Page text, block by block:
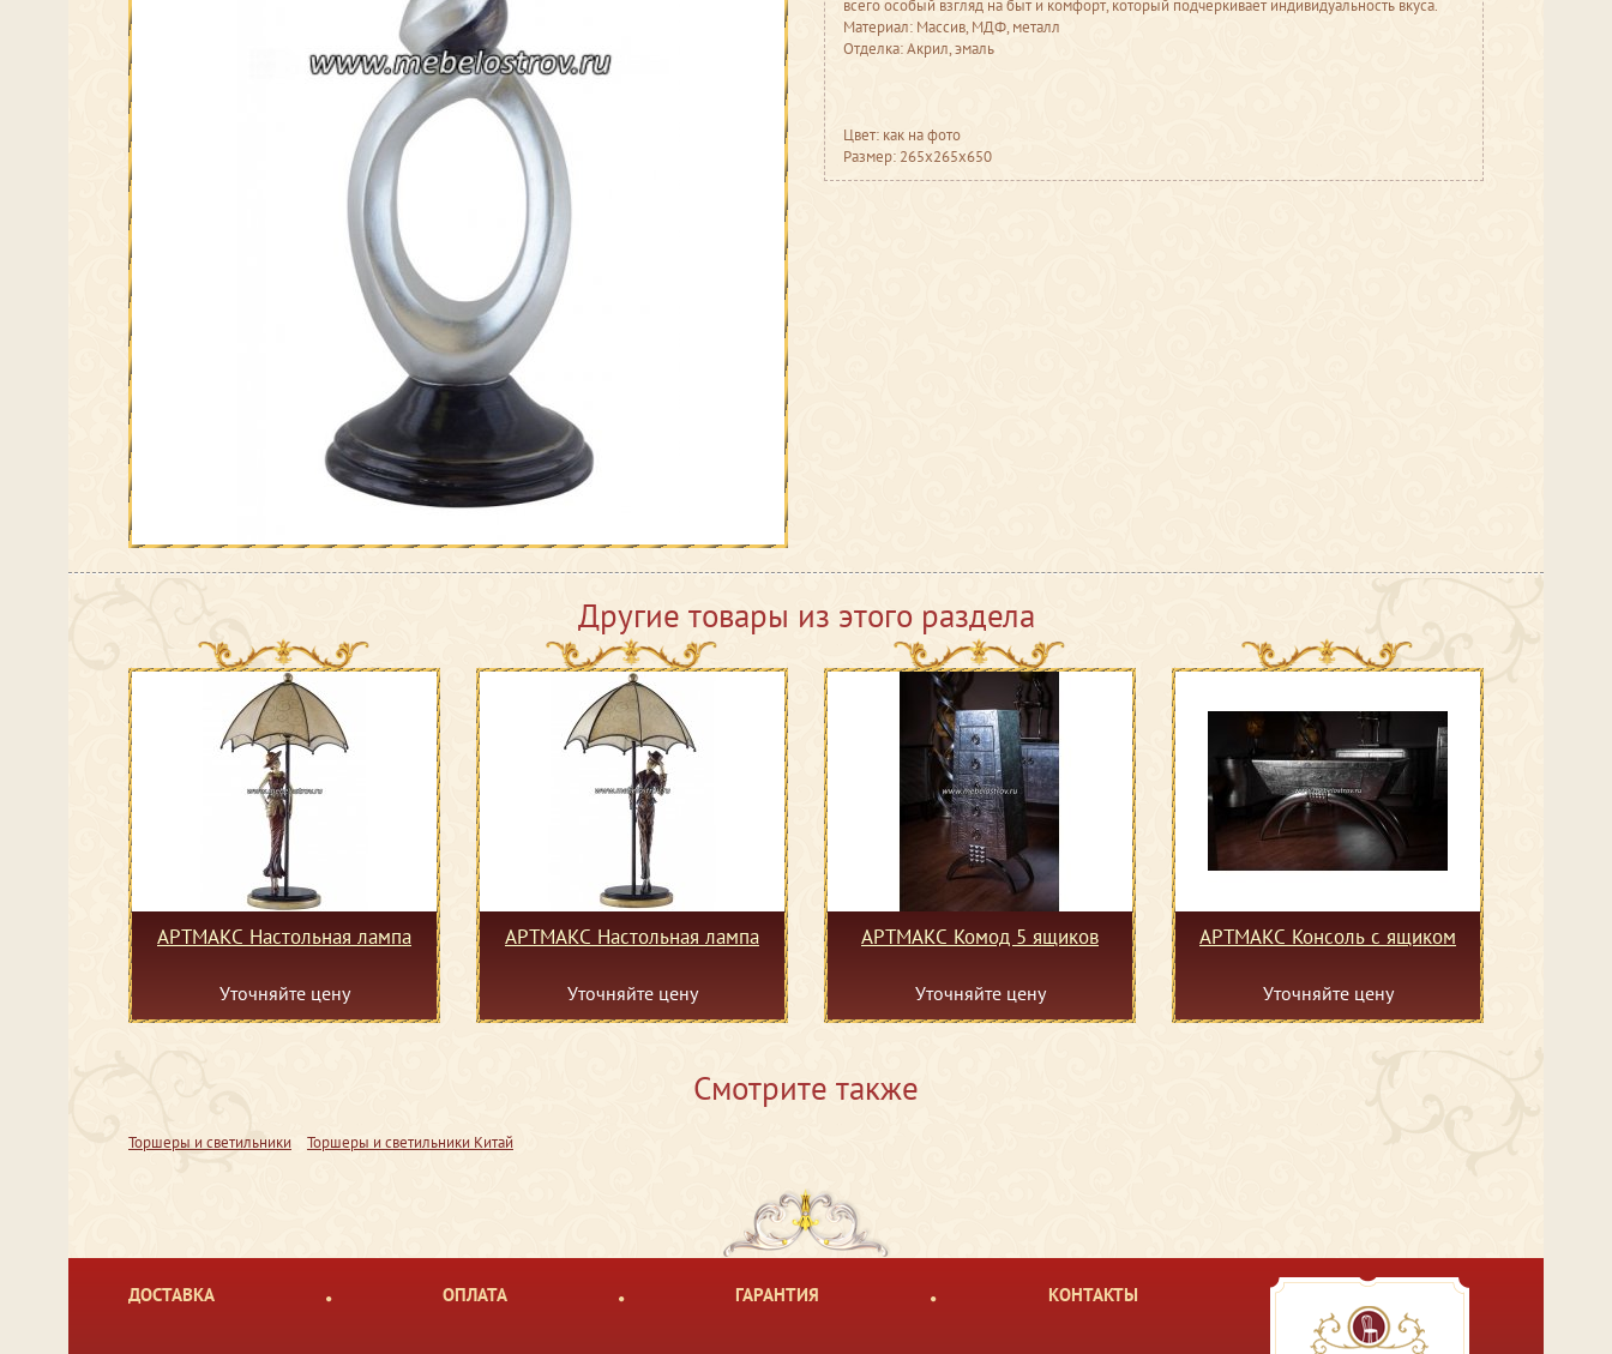
всего особый взгляд на быт и комфорт, который подчеркивает индивидуальность вкуса.
Материал: Массив, МДФ, металл
Отделка: Акрил, эмаль
Цвет: как на фото
Размер: 265x265x650
Другие товары из этого раздела
АРТМАКС Настольная лампа
Уточняйте цену
АРТМАКС Настольная лампа
Уточняйте цену
АРТМАКС Комод 5 ящиков
Уточняйте цену
АРТМАКС Консоль с ящиком
Уточняйте цену
Смотрите также
Торшеры и светильники Торшеры и светильники Китай
ДОСТАВКА ОПЛАТА ГАРАНТИЯ КОНТАКТЫ